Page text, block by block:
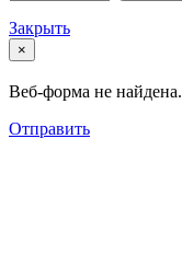
Закрыть
×
Веб-форма не найдена.
Отправить